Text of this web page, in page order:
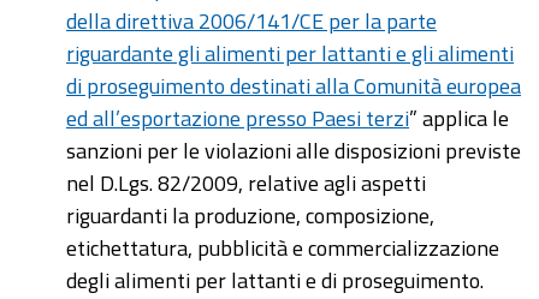
della direttiva 2006/141/CE per la parte
riguardante gli alimenti per lattanti e gli alimenti
di proseguimento destinati alla Comunità europea
ed all’esportazione presso Paesi terzi” applica le
sanzioni per le violazioni alle disposizioni previste
nel D.Lgs. 82/2009, relative agli aspetti
riguardanti la produzione, composizione,
etichettatura, pubblicità e commercializzazione
degli alimenti per lattanti e di proseguimento.